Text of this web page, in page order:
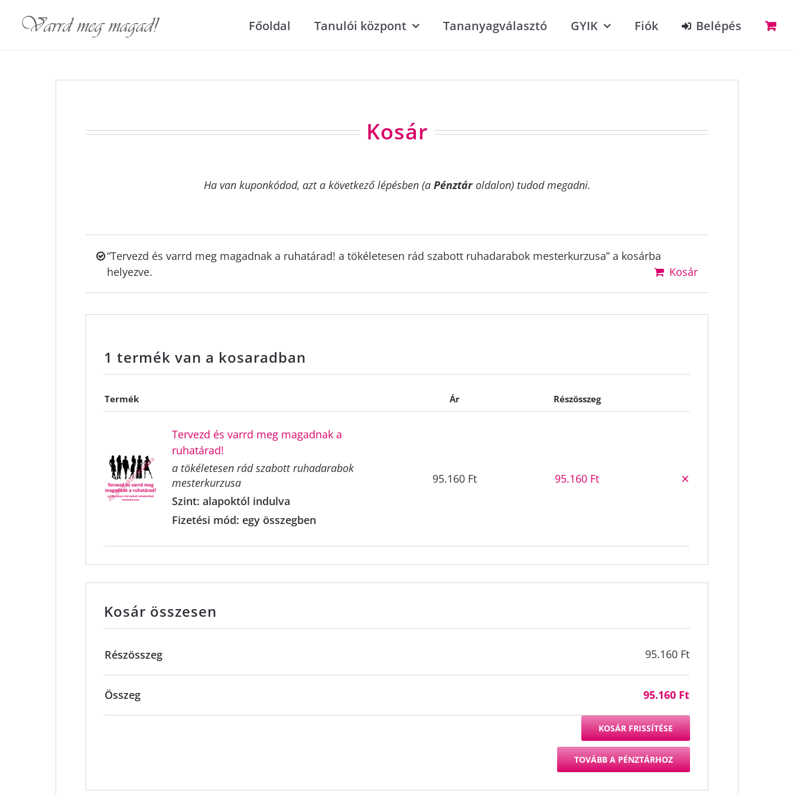
Főoldal Tanulói központ Tananyagválasztó GYIK Fiók Belépés
Kosár
Ha van kuponkódod, azt a következő lépésben (a Pénztároldalon) tudod megadni.
“Tervezd és varrd meg magadnak a ruhatárad! a tökéletesen rád szabott ruhadarabok mesterkurzusa” a kosárba
helyezve.
Kosár
1 termék van a kosaradban
Termék Ár Részösszeg
Tervezd és varrd meg magadnak a
ruhatárad!
a tökéletesen rád szabott ruhadarabok
mesterkurzusa
Szint: alapoktól indulva
Fizetési mód: egy összegben
95.160 Ft 95.160 Ft ×
Kosár összesen
Részösszeg 95.160 Ft
Összeg 95.160 Ft
KOSÁR FRISSÍTÉSE
TOVÁBB A PÉNZTÁRHOZ